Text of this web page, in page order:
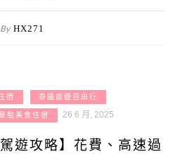
By HX271
宿 泰國旅遊自由行
點美食住宿 26 6 月, 2025
遊攻略】花費、高速過